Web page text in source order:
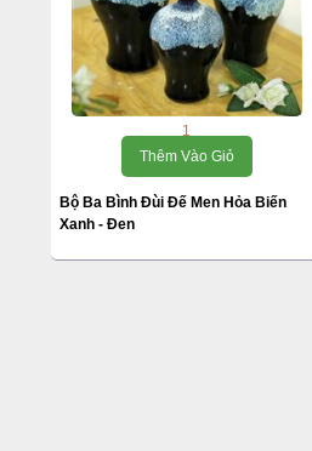
1
Thêm Vào Giỏ
Bộ Ba Bình Đùi Đế Men Hỏa Biến
Xanh - Đen